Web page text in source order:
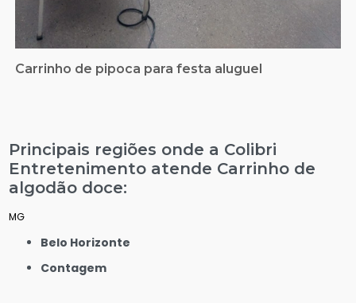
Carrinho de pipoca para festa aluguel
Principais regiões onde a Colibri
Entretenimento atende Carrinho de
algodão doce:
MG
Belo Horizonte
Contagem